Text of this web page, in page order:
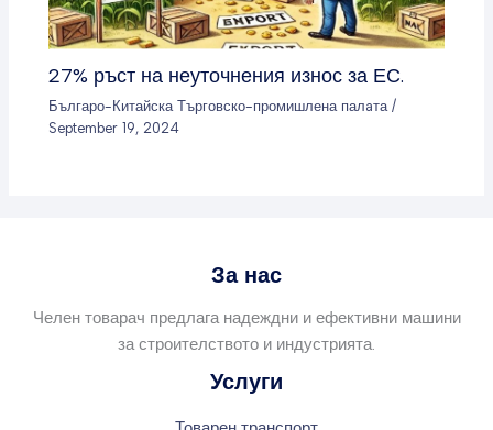
27% ръст на неуточнения износ за ЕС.
Българо-Китайска Търговско-промишлена палaта/
September 19, 2024
За нас
Челен товарач предлага надеждни и ефективни машини
за строителството и индустрията.
Услуги